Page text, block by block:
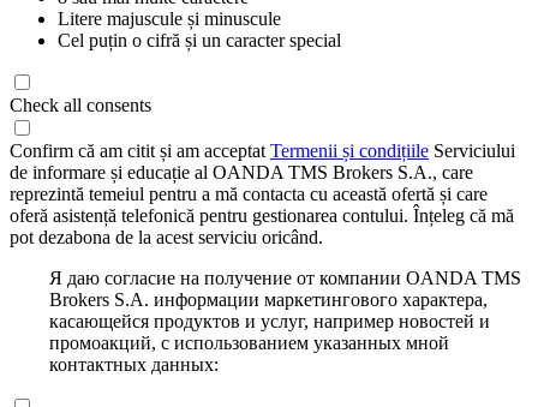
Litere majuscule și minuscule
Cel puțin o cifră și un caracter special
Check all consents
Confirm că am citit și am acceptat Termenii și condițiile Serviciului
de informare și educație al OANDA TMS Brokers S.A., care
reprezintă temeiul pentru a mă contacta cu această ofertă și care
oferă asistență telefonică pentru gestionarea contului. Înțeleg că mă
pot dezabona de la acest serviciu oricând.
Я даю согласие на получение от компании OANDA TMS
Brokers S.A. информации маркетингового характера,
касающейся продуктов и услуг, например новостей и
промоакций, с использованием указанных мной
контактных данных: